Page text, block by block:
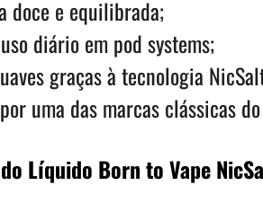
doce e equilibrada;
diário em pod systems;
graças à tecnologia
uma das marcas clássicas
Líquido Born to Vape